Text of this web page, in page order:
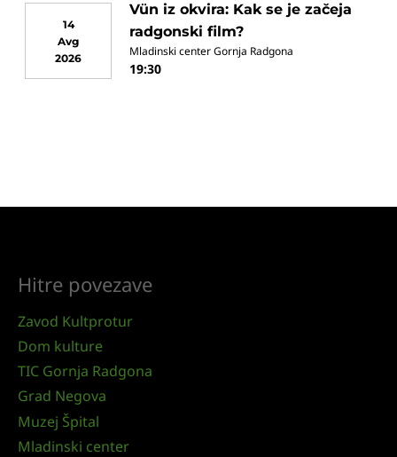
14
Avg
2026
Vün iz okvira: Kak se je začeja
radgonski film?
Mladinski center Gornja Radgona
19:30
Hitre povezave
Zavod Kultprotur
Dom kulture
TIC Gornja Radgona
Grad Negova
Muzej Špital
Mladinski center